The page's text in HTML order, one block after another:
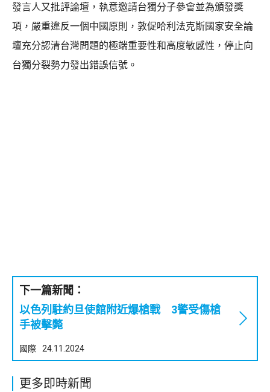
發言人又批評論壇，執意邀請台獨分子參會並為頒發獎
項，嚴重違反一個中國原則，敦促哈利法克斯國家安全論
壇充分認清台灣問題的極端重要性和高度敏感性，停止向
台獨分裂勢力發出錯誤信號。
下一篇新聞：
以色列駐約旦使館附近爆槍戰 3警受傷槍
手被擊斃
國際 24.11.2024
更多即時新聞